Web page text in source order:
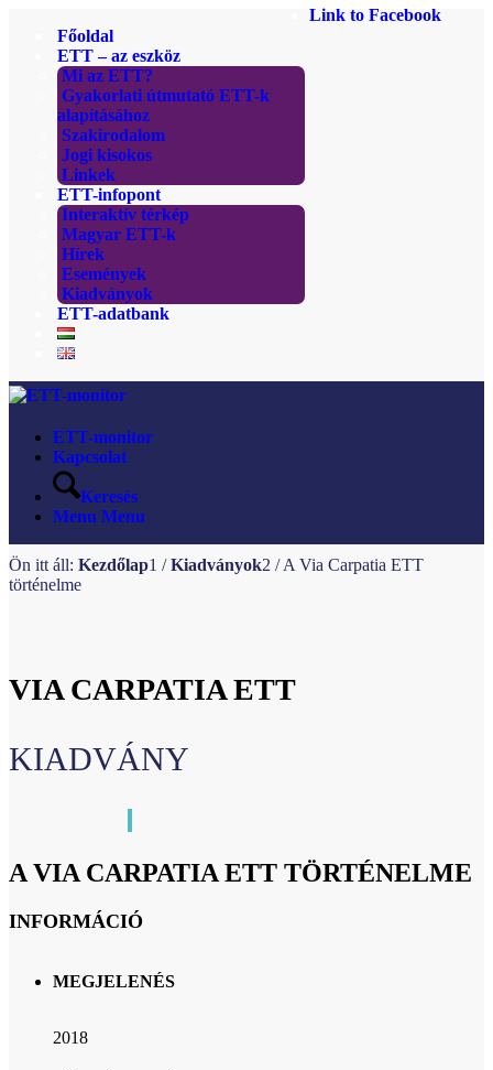
Link to Facebook
Főoldal
ETT – az eszköz
Mi az ETT?
Gyakorlati útmutató ETT-k
alapításához
Szakirodalom
Jogi kisokos
Linkek
ETT-infopont
Interaktív térkép
Magyar ETT-k
Hírek
Események
Kiadványok
ETT-adatbank
ETT-monitor
Kapcsolat
Keresés
Menu Menu
Ön itt áll: Kezdőlap1 / Kiadványok2 / A Via Carpatia ETT
történelme
VIA CARPATIA ETT
KIADVÁNY
A VIA CARPATIA ETT TÖRTÉNELME
INFORMÁCIÓ
MEGJELENÉS
2018